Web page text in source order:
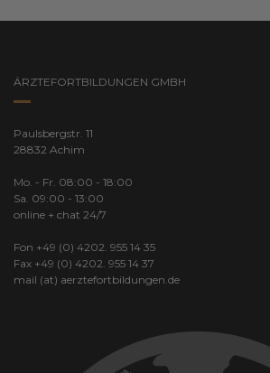
ÄRZTEFORTBILDUNGEN GMBH
Paulsbergstr. 11
28832 Achim
Mo. - Fr. 08:00 - 18:00
Sa. 09:00 - 13:00
online + chat 24/7
Fon +49 (0) 4202. 955 14 35
Fax +49 (0) 4202. 955 14 37
mail (at) aerztefortbildungen.de